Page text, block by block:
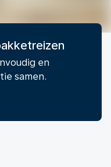
en
samen.